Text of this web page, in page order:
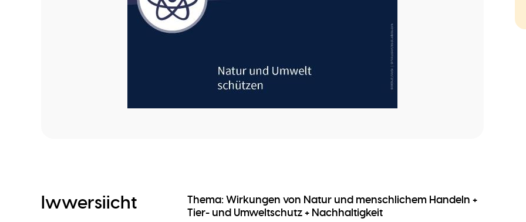
Iwwersiicht
Thema: Wirkungen von Natur und menschlichem Handeln +
Tier- und Umweltschutz + Nachhaltigkeit